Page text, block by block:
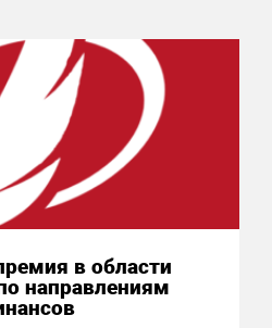
в области
направлениям